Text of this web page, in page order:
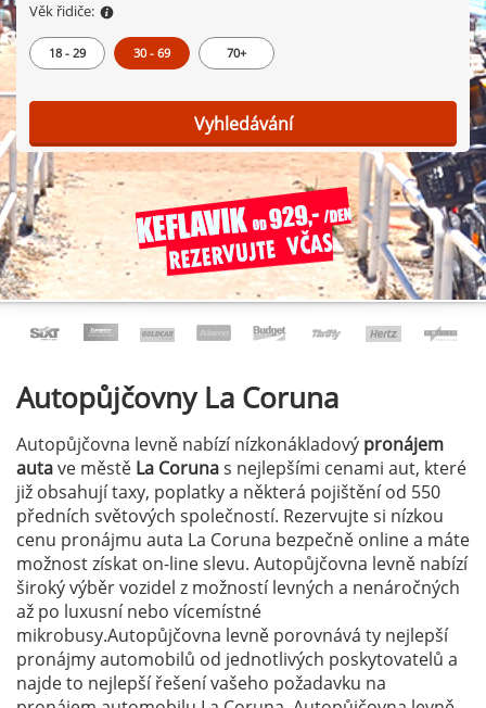
Věk řidiče:
18 - 29 30 - 69 70+
Vyhledávání
AutopůjčovnyLa Coruna
Autopůjčovna levně nabízí nízkonákladový pronájem
autave městě La Corunas nejlepšími cenami aut, které
již obsahují taxy, poplatky a některá pojištění od 550
předních světových společností. Rezervujte si nízkou
cenu pronájmu auta La Coruna bezpečně online a máte
možnost získat on-line slevu. Autopůjčovna levně nabízí
široký výběr vozidel z možností levných a nenáročných
až po luxusní nebo vícemístné
mikrobusy.Autopůjčovna levně porovnává ty nejlepší
pronájmy automobilů od jednotlivých poskytovatelů a
najde to nejlepší řešení vašeho požadavku na